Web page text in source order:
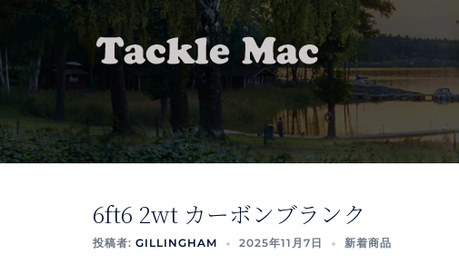
テ
ン
へ
ス
6ft6 2wt カーボンブランク
投稿者: GILLINGHAM 2025年11月7日 新着商品